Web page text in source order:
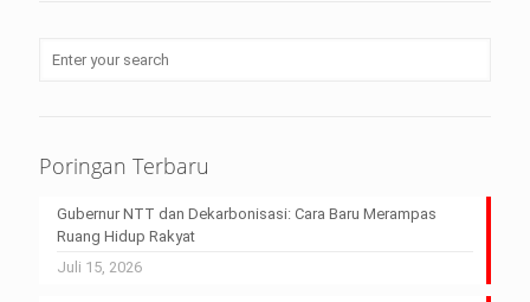
Poringan Terbaru
Gubernur NTT dan Dekarbonisasi: Cara Baru Merampas
Ruang Hidup Rakyat
Juli 15, 2026